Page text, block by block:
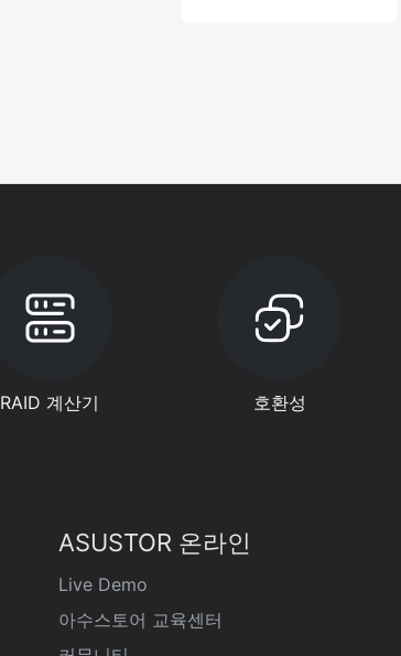
RAID 계산기 호환성
ASUSTOR 온라인
Live Demo
아수스토어 교육센터